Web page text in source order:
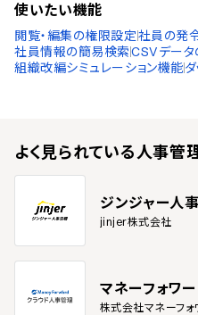
使いたい機能
閲覧・編集の権限設定社員の発
社員情報の簡易検索CSVデータ
組織改編シミュレーション機能
よく見られている人事管
ジンジャー人
jinjer株式会社
マネーフォワ
株式会社マネーフォ